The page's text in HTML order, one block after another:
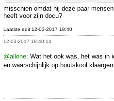
misschien omdat hij deze paar
heeft voor zijn docu?
Laatste edit 12-03-2017 18:40
12-03-2017 18:40:14
@allone: Wat het ook was, het was in
en waarschijnlijk op houtskool